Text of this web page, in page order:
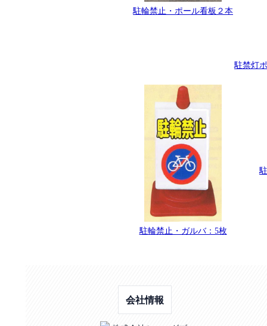
駐輪禁止・ポール看板２本
駐禁灯
駐輪禁止・ガルバ：5枚
会社情報